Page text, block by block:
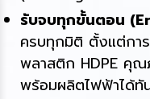
รับจบทุกขั้นตอน
ครบทุกมิติ ตั้งแต่กา
พลาสติก HDPE คุณ
พร้อมผลิตไฟฟ้าได้ทั